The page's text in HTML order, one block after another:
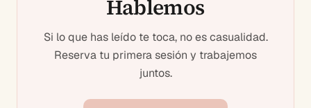
Hablemos
Si lo que has leído te toca, no es casualidad.
Reserva tu primera sesión y trabajemos
juntos.